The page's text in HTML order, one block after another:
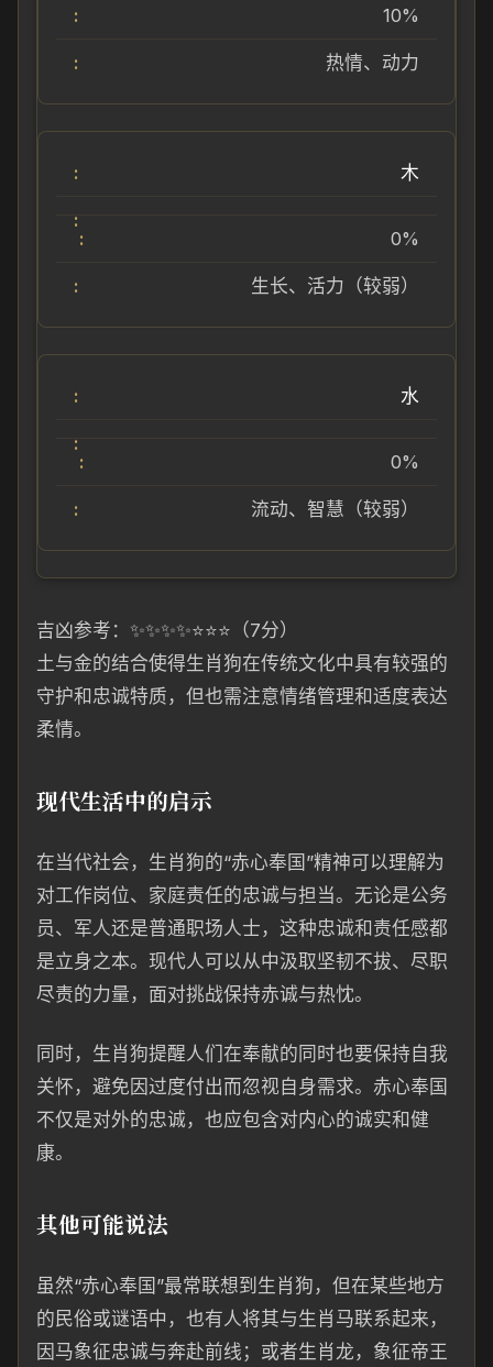
10%
热情、动力
木
0%
生长、活力（较弱）
水
0%
流动、智慧（较弱）
吉凶参考：✨✨✨✨⭐⭐⭐（7分）
土与金的结合使得生肖狗在传统文化中具有较强的
守护和忠诚特质，但也需注意情绪管理和适度表达
柔情。
现代生活中的启示
在当代社会，生肖狗的“赤心奉国”精神可以理解为
对工作岗位、家庭责任的忠诚与担当。无论是公务
员、军人还是普通职场人士，这种忠诚和责任感都
是立身之本。现代人可以从中汲取坚韧不拔、尽职
尽责的力量，面对挑战保持赤诚与热忱。
同时，生肖狗提醒人们在奉献的同时也要保持自我
关怀，避免因过度付出而忽视自身需求。赤心奉国
不仅是对外的忠诚，也应包含对内心的诚实和健
康。
其他可能说法
虽然“赤心奉国”最常联想到生肖狗，但在某些地方
的民俗或谜语中，也有人将其与生肖马联系起来，
因马象征忠诚与奔赴前线；或者生肖龙，象征帝王